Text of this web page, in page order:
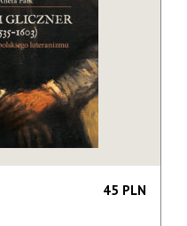
45 PLN